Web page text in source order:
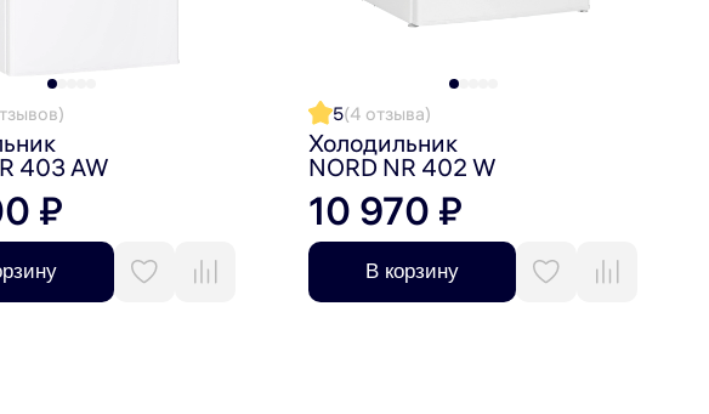
403 AW
₽
5(4 отзыва)
Холодильник
NORD NR 402 W
10 970 ₽
В корзину